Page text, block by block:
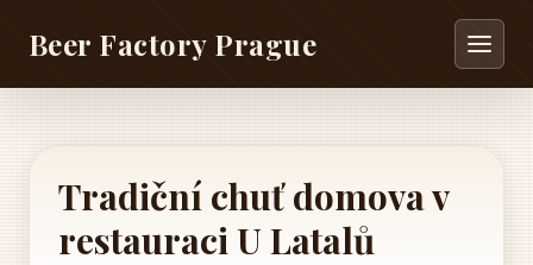
Beer Factory Prague
Tradiční chuť domova v
restauraci U Latalů